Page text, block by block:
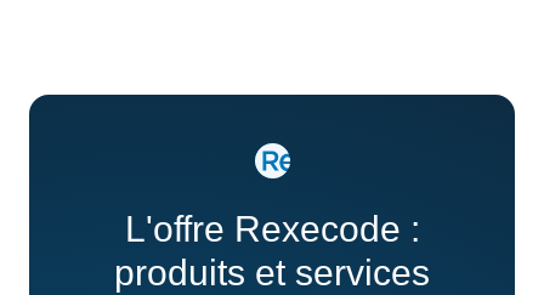
L'offre Rexecode :
produits et services